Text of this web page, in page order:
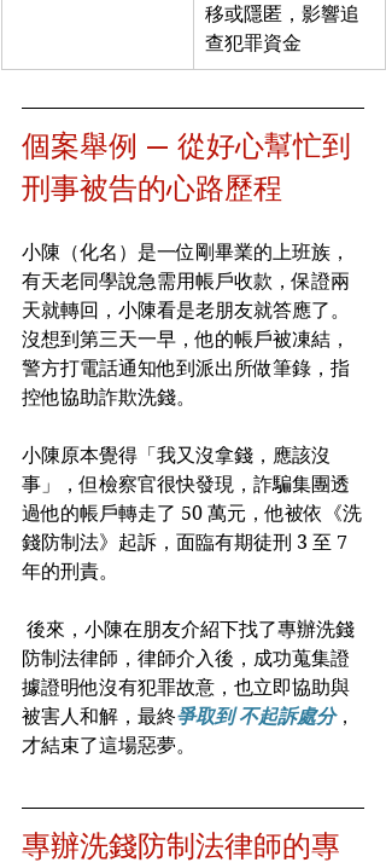
移或隱匿，影響追
查犯罪資金
個案舉例 — 從好心幫忙到
刑事被告的心路歷程
小陳（化名）是一位剛畢業的上班族，
有天老同學說急需用帳戶收款，保證兩
天就轉回，小陳看是老朋友就答應了。
沒想到第三天一早，他的帳戶被凍結，
警方打電話通知他到派出所做筆錄，指
控他協助詐欺洗錢。
小陳原本覺得「我又沒拿錢，應該沒
事」，但檢察官很快發現，詐騙集團透
過他的帳戶轉走了 50 萬元，他被依《洗
錢防制法》起訴，面臨有期徒刑 3 至 7
年的刑責。
後來，小陳在朋友介紹下找了專辦洗錢
防制法律師，律師介入後，成功蒐集證
據證明他沒有犯罪故意，也立即協助與
被害人和解，最終爭取到 不起訴處分，
才結束了這場惡夢。
專辦洗錢防制法律師的專